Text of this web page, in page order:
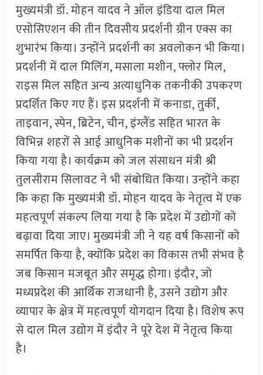
मुख्यमंत्री डॉ. मोहन यादव ने ऑल इंडिया दाल मिल
एसोसिएशन की तीन दिवसीय प्रदर्शनी ग्रीन एक्स का
शुभारंभ किया। उन्होंने प्रदर्शनी का अवलोकन भी किया।
प्रदर्शनी में दाल मिलिंग, मसाला मशीन, फ्लोर मिल,
राइस मिल सहित अन्य अत्याधुनिक तकनीकी उपकरण
प्रदर्शित किए गए हैं। इस प्रदर्शनी में कनाडा, तुर्की,
ताइवान, स्पेन, ब्रिटेन, चीन, इंग्लैंड सहित भारत के
विभिन्न शहरों से आई आधुनिक मशीनों का भी प्रदर्शन
किया गया है। कार्यक्रम को जल संसाधन मंत्री श्री
तुलसीराम सिलावट ने भी संबोधित किया। उन्होंने कहा
कि कहा कि मुख्यमंत्री डॉ. मोहन यादव के नेतृत्व में एक
महत्वपूर्ण संकल्प लिया गया है कि प्रदेश में उद्योगों को
बढ़ावा दिया जाए। मुख्यमंत्री जी ने यह वर्ष किसानों को
समर्पित किया है, क्योंकि प्रदेश का विकास तभी संभव है
जब किसान मजबूत और समृद्ध होगा। इंदौर, जो
मध्यप्रदेश की आर्थिक राजधानी है, उसने उद्योग और
व्यापार के क्षेत्र में महत्वपूर्ण योगदान दिया है। विशेष रूप
से दाल मिल उद्योग में इंदौर ने पूरे देश में नेतृत्व किया
है।